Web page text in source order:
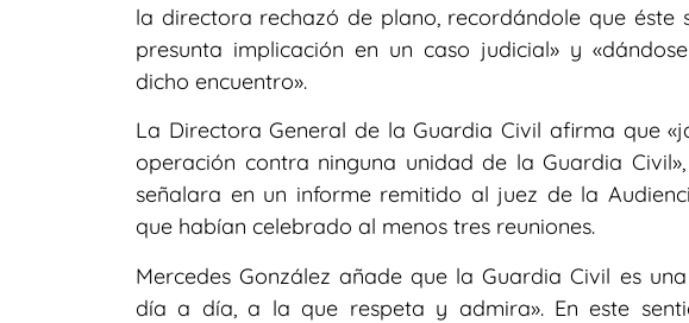
la directora rechazó de plano, recordándole que éste
presunta implicación en un caso judicial» y
dicho encuentro».
La Directora General de la Guardia Civil afirma que
operación contra ninguna unidad de la Guardia
señalara en un informe remitido al juez de la
que habían celebrado al menos tres reuniones.
Mercedes González añade que la Guardia Civil es
día a día, a la que respeta y admira». En este